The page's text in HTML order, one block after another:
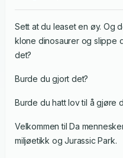
Sett at du leaset en øy. Og
klone dinosaurer og slippe
det?
Burde du gjort det?
Burde du hatt lov til å gjøre
Velkommen til Da
miljøetikk og Jurassic Park.